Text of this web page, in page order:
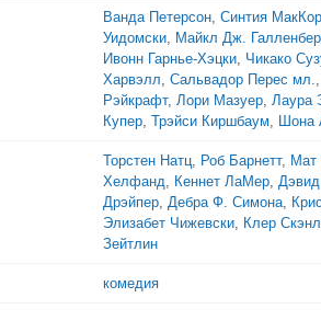
Ванда Петерсон, Синтия
Уидомски, Майкл Дж.
Ивонн Гарнье-Хэцки, Чикако
Харвэлл, Сальвадор Перес мл.,
Рэйкрафт, Лори Мазуер, Лаура
Купер, Трэйси Киршбаум, Шона
Торстен Натц, Роб Барнетт, Мат
Хелфанд, Кеннет ЛаМер,
Дрэйпер, Дебра Ф. Симона,
Элизабет Чижевски, Клер
Зейтлин
комедия